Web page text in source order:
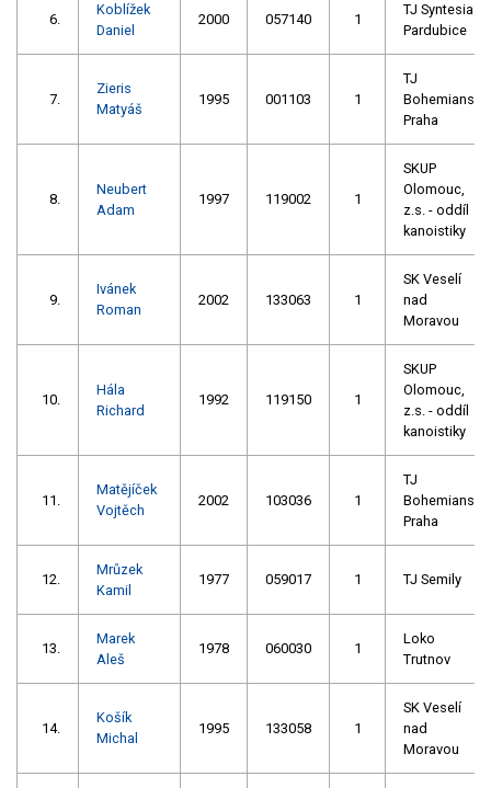
6.
Koblížek
Daniel
2000 057140 1
TJ Syntesia
Pardubice
7.
Zieris
Matyáš
1995 001103 1
TJ
Bohemians
Praha
8.
Neubert
Adam
1997 119002 1
SKUP
Olomouc,
z.s. - oddíl
kanoistiky
9.
Ivánek
Roman
2002 133063 1
SK Veselí
nad
Moravou
10.
Hála
Richard
1992 119150 1
SKUP
Olomouc,
z.s. - oddíl
kanoistiky
11.
Matějíček
Vojtěch
2002 103036 1
TJ
Bohemians
Praha
12.
Mrůzek
Kamil
1977 059017 1 TJ Semily
13.
Marek
Aleš
1978 060030 1
Loko
Trutnov
14.
Košík
Michal
1995 133058 1
SK Veselí
nad
Moravou